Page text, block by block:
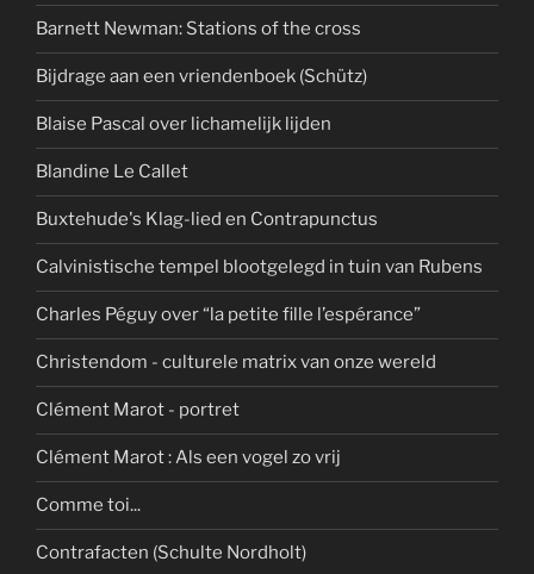
Barnett Newman: Stations of the cross
Bijdrage aan een vriendenboek (Schütz)
Blaise Pascal over lichamelijk lijden
Blandine Le Callet
Buxtehude's Klag-lied en Contrapunctus
Calvinistische tempel blootgelegd in tuin van Rubens
Charles Péguy over “la petite fille l’espérance”
Christendom - culturele matrix van onze wereld
Clément Marot - portret
Clément Marot : Als een vogel zo vrij
Comme toi...
Contrafacten (Schulte Nordholt)